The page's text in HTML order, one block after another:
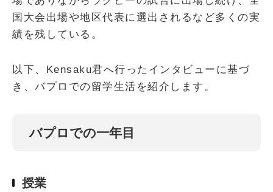
国大会出場や地区代表に選出されるなど多くの実
績を残している。
以下、Kensaku君へ行ったインタビューに基づ
き、バプロでの留学生活を紹介します。
バプロでの一年目
授業